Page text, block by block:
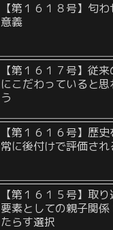
【第１６１８号】匂
意義
【第１６１７号】従
にこだわっていると
う
【第１６１６号】歴
常に後付けで評価され
【第１６１５号】取
要素としての親子関
たらす選択